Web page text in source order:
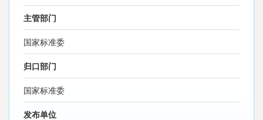
主管部门
国家标准委
归口部门
国家标准委
发布单位